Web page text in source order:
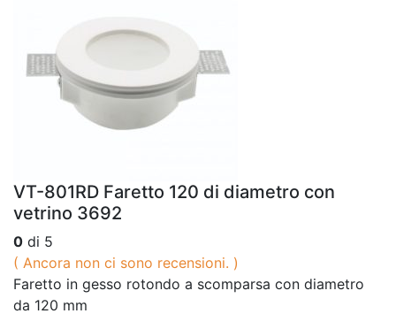
VT-801RD Faretto 120 di diametro con
vetrino 3692
0 di 5
( Ancora non ci sono recensioni. )
Faretto in gesso rotondo a scomparsa con diametro
da 120 mm